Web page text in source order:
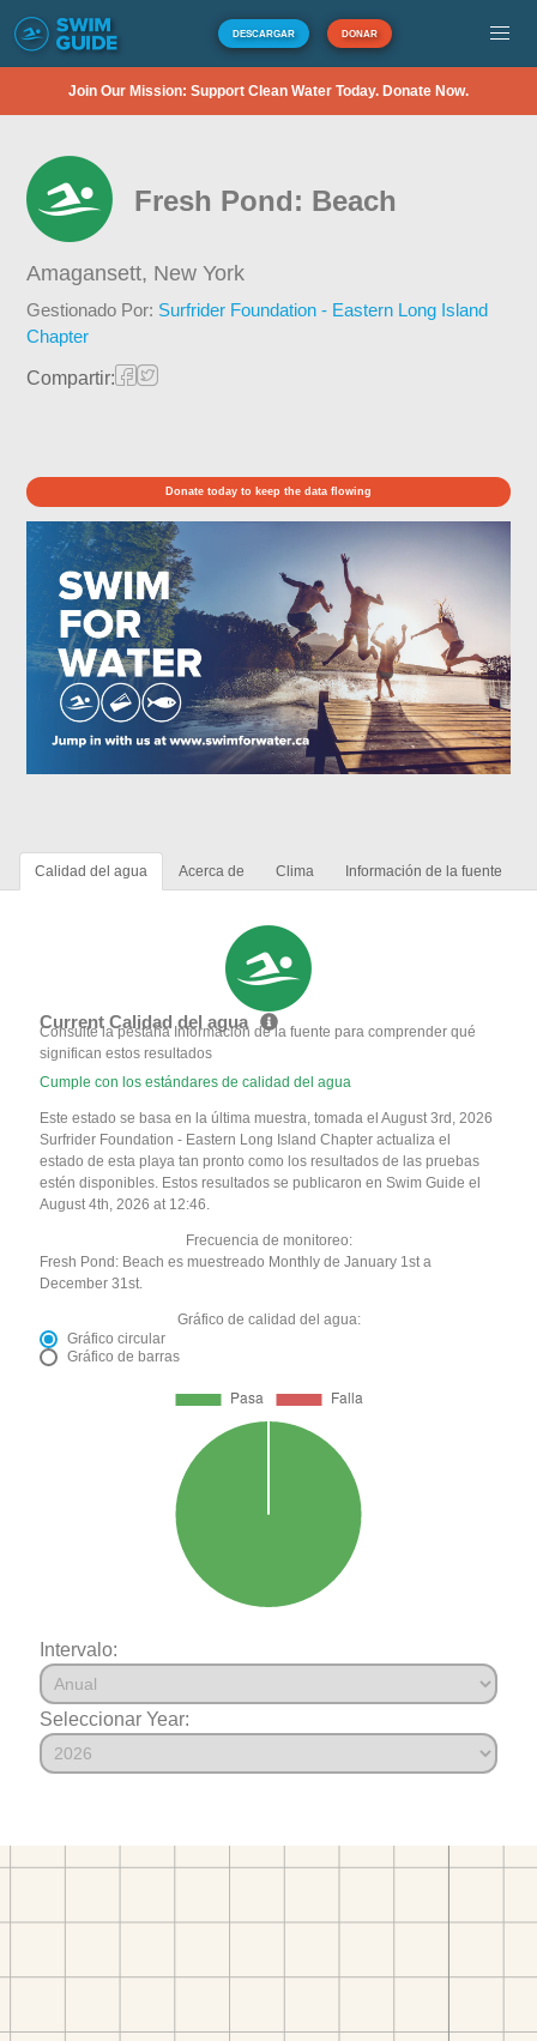
DESCARGAR DONAR
Join Our Mission: Support Clean Water Today. Donate Now.
Fresh Pond: Beach
Amagansett, New York
Gestionado Por: Surfrider Foundation - Eastern Long Island
Chapter
Compartir:
Donate today to keep the data flowing
Calidad del agua Acerca de Clima Información de la fuente
Current Calidad del agua
Consulte la pestaña Información de la fuente para comprender qué
significan estos resultados
Cumple con los estándares de calidad del agua
Este estado se basa en la última muestra, tomada el August 3rd, 2026
Surfrider Foundation - Eastern Long Island Chapter actualiza el
estado de esta playa tan pronto como los resultados de las pruebas
estén disponibles. Estos resultados se publicaron en Swim Guide el
August 4th, 2026 at 12:46.
Frecuencia de monitoreo:
Fresh Pond: Beach es muestreado Monthly de January 1st a
December 31st.
Gráfico de calidad del agua:
Gráfico circular
Gráfico de barras
Intervalo:
Seleccionar Year: